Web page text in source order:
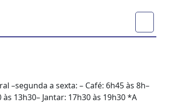
–segunda a sexta: – Café: 6h45 às 8h–
13h30– Jantar: 17h30 às 19h30 *A